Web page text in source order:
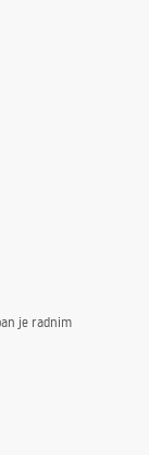
je radnim